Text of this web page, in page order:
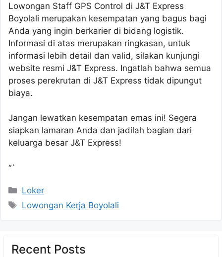
Lowongan Staff GPS Control di J&T Express
Boyolali merupakan kesempatan yang bagus bagi
Anda yang ingin berkarier di bidang logistik.
Informasi di atas merupakan ringkasan, untuk
informasi lebih detail dan valid, silakan kunjungi
website resmi J&T Express. Ingatlah bahwa semua
proses perekrutan di J&T Express tidak dipungut
biaya.
Jangan lewatkan kesempatan emas ini! Segera
siapkan lamaran Anda dan jadilah bagian dari
keluarga besar J&T Express!
“`
Kategori
Loker
Tag
Lowongan Kerja Boyolali
Recent Posts